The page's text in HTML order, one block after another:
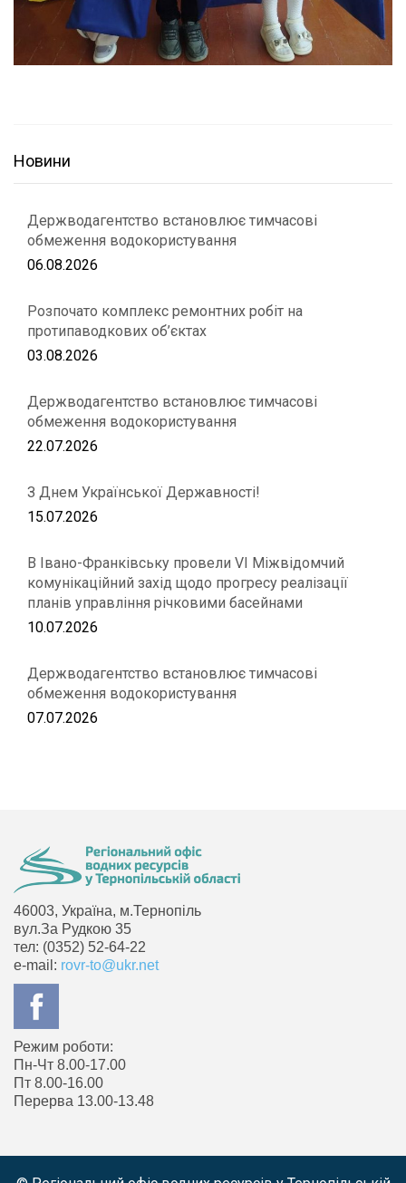
Новини
Держводагентство встановлює тимчасові
обмеження водокористування
06.08.2026
Розпочато комплекс ремонтних робіт на
протипаводкових об’єктах
03.08.2026
Держводагентство встановлює тимчасові
обмеження водокористування
22.07.2026
З Днем Української Державності!
15.07.2026
В Івано-Франківську провели VІ Міжвідомчий
комунікаційний захід щодо прогресу реалізації
планів управління річковими басейнами
10.07.2026
Держводагентство встановлює тимчасові
обмеження водокористування
07.07.2026
46003, Україна, м.Тернопіль
вул.За Рудкою 35
тел: (0352) 52-64-22
e-mail: rovr-to@ukr.net
Режим роботи:
Пн-Чт 8.00-17.00
Пт 8.00-16.00
Перерва 13.00-13.48